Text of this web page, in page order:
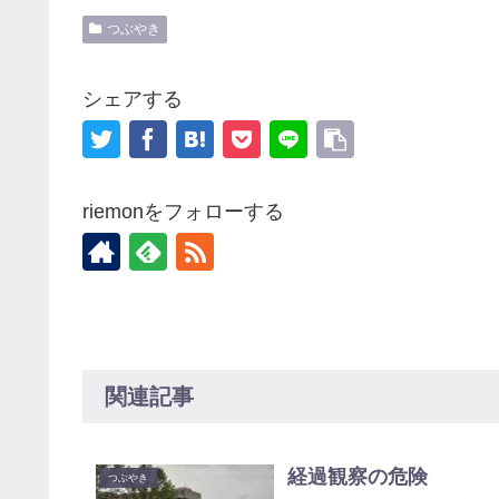
つぶやき
シェアする
riemonをフォローする
関連記事
つぶやき 経過観察の危険